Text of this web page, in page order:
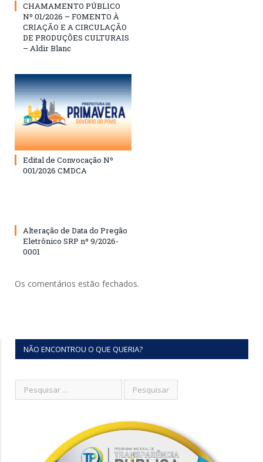
CHAMAMENTO PÚBLICO
Nº 01/2026 – FOMENTO À
CRIAÇÃO E A CIRCULAÇÃO
DE PRODUÇÕES CULTURAIS
– Aldir Blanc
Edital de Convocação Nº
001/2026 CMDCA
Alteração de Data do Pregão
Eletrônico SRP nº 9/2026-
0001
Os comentários estão fechados.
NÃO ENCONTROU O QUE QUERIA?